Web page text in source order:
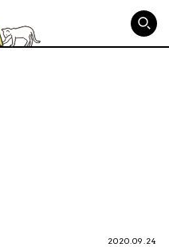
2020.09.24